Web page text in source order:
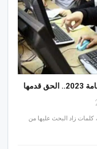
آخر ميعاد لتقديم استمارة الثانوية العامة 2023، كلمات زاد البحث عليها من